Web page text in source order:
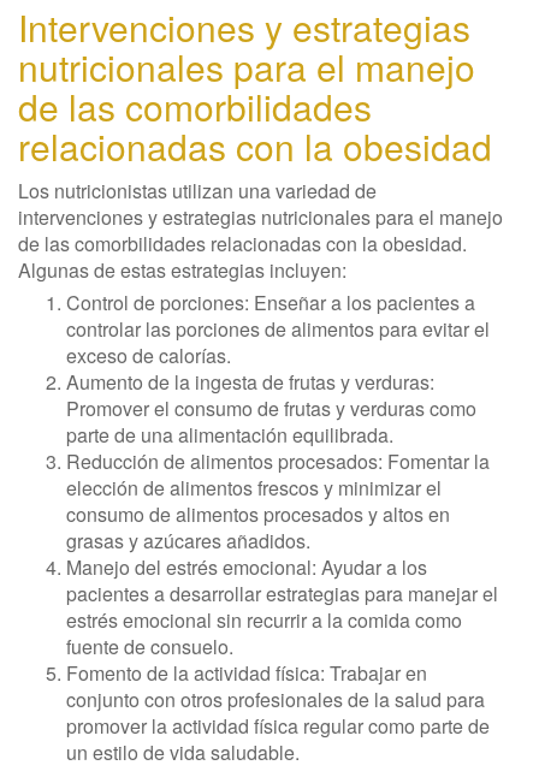
Intervenciones y estrategias
nutricionales para el manejo
de las comorbilidades
relacionadas con la obesidad
Los nutricionistas utilizan una variedad de
intervenciones y estrategias nutricionales para el manejo
de las comorbilidades relacionadas con la obesidad.
Algunas de estas estrategias incluyen:
Control de porciones: Enseñar a los pacientes a
controlar las porciones de alimentos para evitar el
exceso de calorías.
Aumento de la ingesta de frutas y verduras:
Promover el consumo de frutas y verduras como
parte de una alimentación equilibrada.
Reducción de alimentos procesados: Fomentar la
elección de alimentos frescos y minimizar el
consumo de alimentos procesados y altos en
grasas y azúcares añadidos.
Manejo del estrés emocional: Ayudar a los
pacientes a desarrollar estrategias para manejar el
estrés emocional sin recurrir a la comida como
fuente de consuelo.
Fomento de la actividad física: Trabajar en
conjunto con otros profesionales de la salud para
promover la actividad física regular como parte de
un estilo de vida saludable.